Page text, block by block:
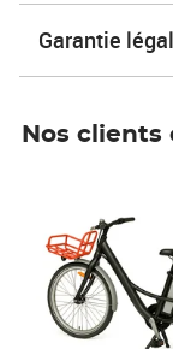
Garantie
Nos